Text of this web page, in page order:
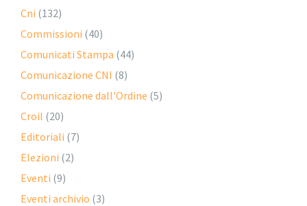
Cni (132)
Commissioni (40)
Comunicati Stampa (44)
Comunicazione CNI (8)
Comunicazione dall'Ordine (5)
Croil (20)
Editoriali (7)
Elezioni (2)
Eventi (9)
Eventi archivio (3)